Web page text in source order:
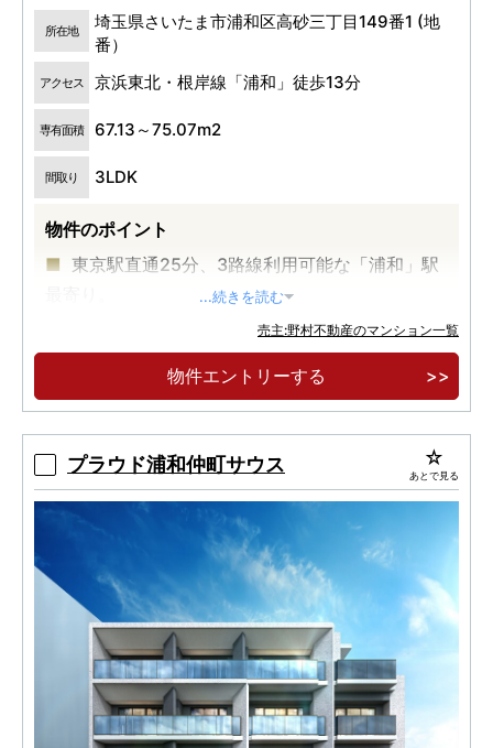
所在地
埼玉県さいたま市浦和区高砂三丁目149番1 (地
番）
アクセス 京浜東北・根岸線「浦和」徒歩13分
専有面積 67.13～75.07m2
間取り 3LDK
物件のポイント
東京駅直通25分、3路線利用可能な「浦和」駅
埼玉県庁など、官公庁が集積する「高砂」エリ
ア。
...続きを読む
売主:野村不動産のマンション一覧
物件エントリーする
プラウド浦和仲町サウス あとで見る